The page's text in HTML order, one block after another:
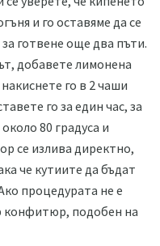
и го оставяме да се
готвене още два пъти.
добавете лимонена
го в 2 чаши
го за един час, за
80 градуса и
се излива директно,
че кутиите да бъдат
процедурата не е
конфитюр, подобен на